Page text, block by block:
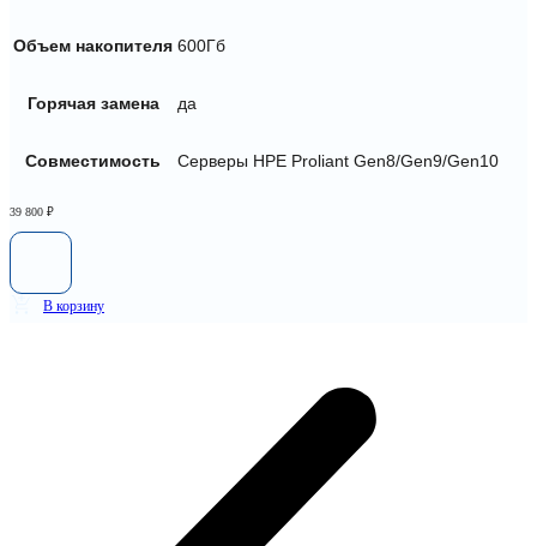
Объем накопителя 600Гб
Горячая замена да
Совместимость Серверы HPE Proliant Gen8/Gen9/Gen10
39 800 ₽
В корзину